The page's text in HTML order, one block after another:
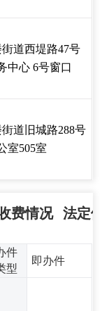
道西堤路47号
中心 6号窗口
道旧城路288号
室505室
费情况 法定
件
型
即办件